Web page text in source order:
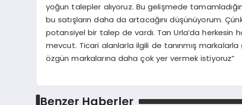
yoğun talepler alıyoruz. Bu gelişmede
bu satışların daha da artacağını düşünüyorum.
potansiyel bir talep de vardı. Tan Urla’da herkesin
mevcut. Ticari alanlarla ilgili de tanınmış
özgün markalarına daha çok yer vermek istiyoruz”
Benzer Haberler